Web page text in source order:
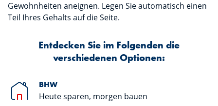
Gewohnheiten aneignen. Legen Sie automatisch einen
Teil Ihres Gehalts auf die Seite.
Entdecken Sie im Folgenden die
verschiedenen Optionen:
BHW
Heute sparen, morgen bauen